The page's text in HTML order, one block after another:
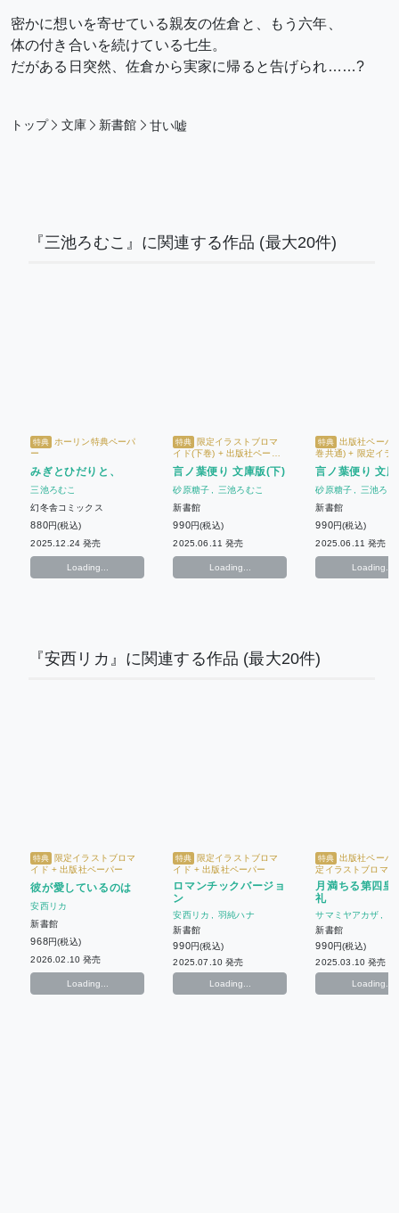
密かに想いを寄せている親友の佐倉と、もう六年、
体の付き合いを続けている七生。
だがある日突然、佐倉から実家に帰ると告げられ……?
トップ 文庫 新書館 甘い嘘
『三池ろむこ』に関連する作品 (最大20件)
特典 ホーリン特典ペーパ
ー
みぎとひだりと、
三池ろむこ
幻冬舎コミックス
880円(税込)
2025.12.24 発売
Loading...
特典
限定イラストブロマ
イド(下巻) + 出版社ペーパ
言ノ葉便り 文庫版(下)
砂原糖子
三池ろむこ
新書館
990円(税込)
2025.06.11 発売
Loading...
特典 出版社ペーパ
巻共通) + 限定イラ
言ノ葉便り 文
砂原糖子
三池ろむ
新書館
990円(税込)
2025.06.11 発売
Loading...
『安西リカ』に関連する作品 (最大20件)
特典
限定イラストブロマ
イド + 出版社ペーパー
彼が愛しているのは
安西リカ
新書館
968円(税込)
2026.02.10 発売
Loading...
特典
限定イラストブロマ
イド + 出版社ペーパー
ロマンチックバージョ
ン
安西リカ
羽純ハナ
新書館
990円(税込)
2025.07.10 発売
Loading...
特典 出版社ペーパ
定イラストブロマイ
月満ちる第四皇
礼
サマミヤアカザ
新書館
990円(税込)
2025.03.10 発売
Loading...